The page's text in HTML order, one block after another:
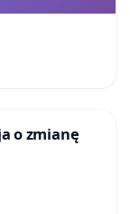
o zmianę